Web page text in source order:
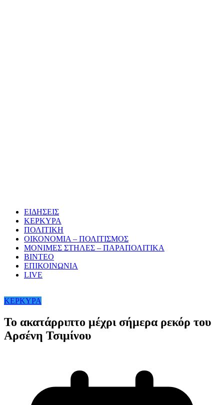
ΕΙΔΗΣΕΙΣ
ΚΕΡΚΥΡΑ
ΠΟΛΙΤΙΚΗ
ΟΙΚΟΝΟΜΙΑ – ΠΟΛΙΤΙΣΜΟΣ
ΜΟΝΙΜΕΣ ΣΤΗΛΕΣ – ΠΑΡΑΠΟΛΙΤΙΚΑ
ΒΙΝΤΕΟ
ΕΠΙΚΟΙΝΩΝΙΑ
LIVE
ΚΕΡΚΥΡΑ
Το ακατάρριπτο μέχρι σήμερα ρεκόρ του
Αρσένη Τσιμίνου